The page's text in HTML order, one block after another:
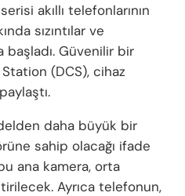
akıllı telefonlarının
sızıntılar ve
başladı. Güvenilir bir
(DCS), cihaz
daha büyük bir
sahip olacağı ifade
ana kamera, orta
Ayrıca telefonun,